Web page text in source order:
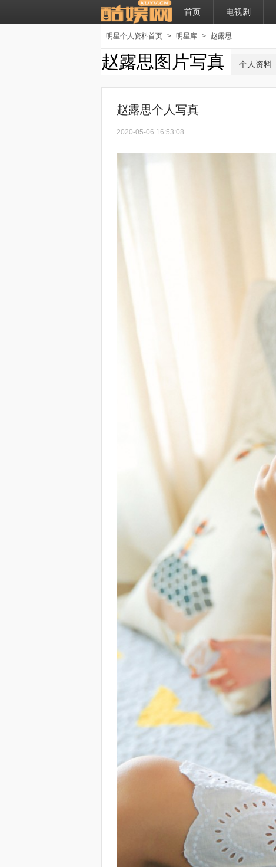
首页 电视剧
明星个人资料首页 > 明星库 > 赵露思
赵露思图片写真 个人资料
赵露思个人写真
2020-05-06 16:53:08